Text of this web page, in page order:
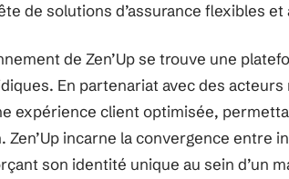
de solutions d’assurance flexibles et
de Zen’Up se trouve une
En partenariat avec des
expérience client optimisée,
Zen’Up incarne la convergence entre
son identité unique au sein d’un